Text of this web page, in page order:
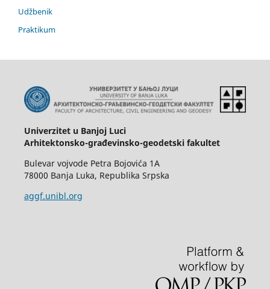
Udžbenik
Praktikum
Univerzitet u Banjoj Luci
Arhitektonsko-građevinsko-geodetski fakultet
Bulevar vojvode Petra Bojovića 1A
78000 Banja Luka, Republika Srpska
aggf.unibl.org